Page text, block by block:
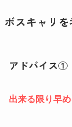
ボスキャリ
アドバイス①
出来る限り早